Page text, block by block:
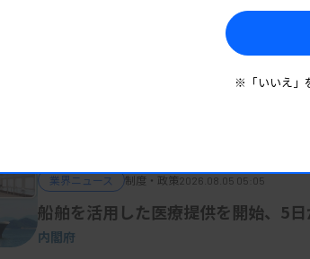
、ヘムサイト解析プログラムが「C2（
（新項目）」。保険点数は、「D006-
（4万4000点）を算定する。
被災地の医薬品・医療機器流通で優
業界ニュース 制度・政策2026.08.05 05:05
船舶を活用した医療提供を開始、5日
内閣府
※「いいえ」